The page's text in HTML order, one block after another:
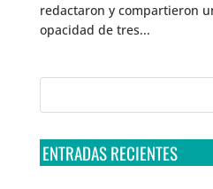
redactaron y compartieron
opacidad de tres...
ENTRADAS RECIENTES